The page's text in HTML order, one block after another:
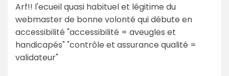
Arf!! l'ecueil quasi habituel et légitime du
webmaster de bonne volonté qui débute en
accessibilité "accessibilité = aveugles et
handicapés" "contrôle et assurance qualité =
validateur"